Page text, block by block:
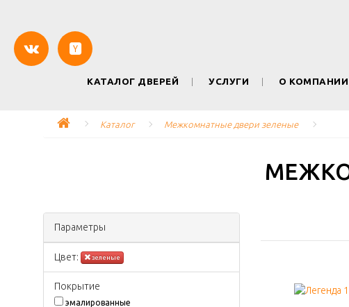
КАТАЛОГ ДВЕРЕЙ УСЛУГИ О КОМПАНИИ
Каталог Межкомнатные двери зеленые
Параметры
Цвeт: зеленые
Покрытиe
эмалированные